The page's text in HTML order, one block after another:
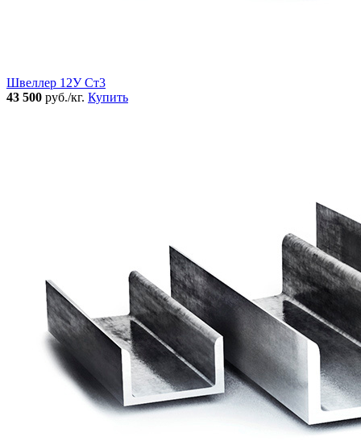
Швеллер 12У Ст3
43 500 руб./кг. Купить